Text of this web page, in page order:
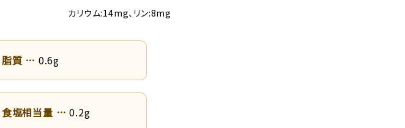
カリウム:14mg、リン:8mg
脂質 0.6g
食塩相当量 0.2g